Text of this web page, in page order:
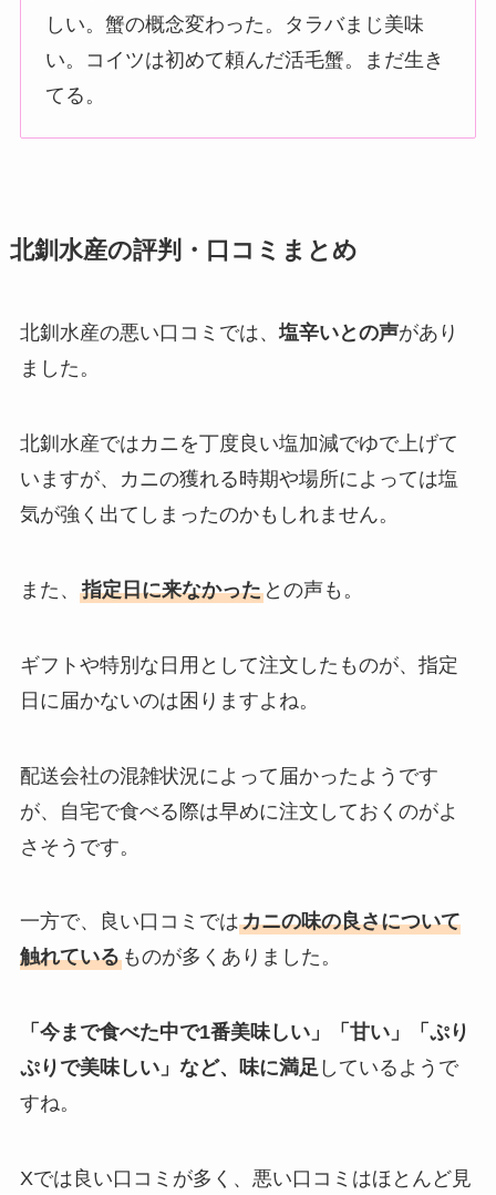
しい。蟹の概念変わった。タラバまじ美味
い。コイツは初めて頼んだ活毛蟹。まだ生き
てる。
北釧水産の評判・口コミまとめ
北釧水産の悪い口コミでは、 塩辛いとの声があり
ました。
北釧水産ではカニを丁度良い塩加減でゆで上げて
いますが、カニの獲れる時期や場所によっては塩
気が強く出てしまったのかもしれません。
また、 指定日に来なかったとの声も。
ギフトや特別な日用として注文したものが、指定
日に届かないのは困りますよね。
配送会社の混雑状況によって届かったようです
が、自宅で食べる際は早めに注文しておくのがよ
さそうです。
一方で、良い口コミではカニの味の良さについて
触れているものが多くありました。
「今まで食べた中で1番美味しい」「甘い」「ぷり
ぷりで美味しい」など、味に満足しているようで
すね。
Xでは良い口コミが多く、悪い口コミはほとんど見